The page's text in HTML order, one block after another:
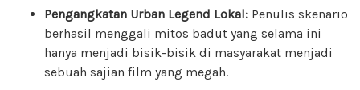
Pengangkatan Urban Legend Lokal: Penulis skenario
berhasil menggali mitos badut yang selama ini
hanya menjadi bisik-bisik di masyarakat menjadi
sebuah sajian film yang megah.